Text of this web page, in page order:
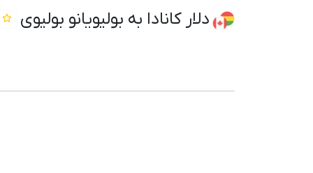
دلار کانادا به بولیویانو بولیوی